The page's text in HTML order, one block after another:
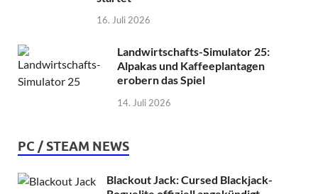
16. Juli 2026
Landwirtschafts-Simulator 25:
Alpakas und Kaffeeplantagen
erobern das Spiel
14. Juli 2026
PC / STEAM NEWS
Blackout Jack: Cursed Blackjack-